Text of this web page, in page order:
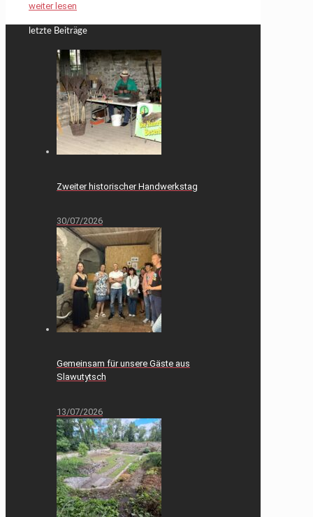
weiter lesen
letzte Beiträge
Zweiter historischer Handwerkstag
30/07/2026
Gemeinsam für unsere Gäste aus
Slawutytsch
13/07/2026